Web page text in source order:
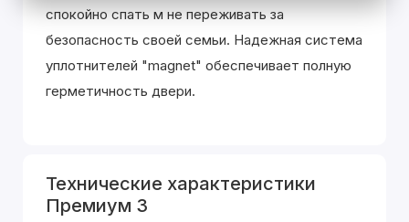
спокойно спать м не переживать за
безопасность своей семьи. Надежная система
уплотнителей "magnet" обеспечивает полную
герметичность двери.
Технические характеристики
Премиум 3